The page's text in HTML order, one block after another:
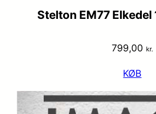
Stelton EM77 Elkedel
799,00 kr.
KØB